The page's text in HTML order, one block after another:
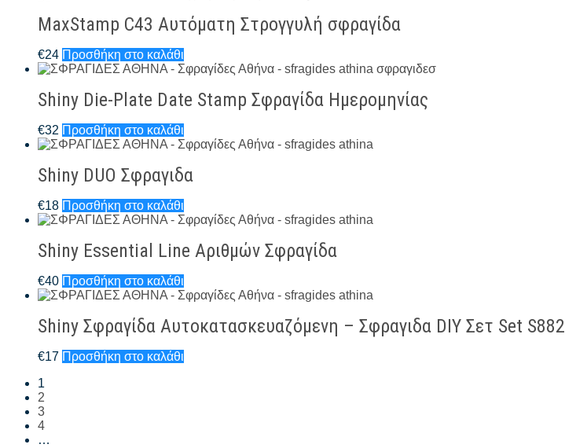
MaxStamp C43 Αυτόματη Στρογγυλή σφραγίδα
€24 Προσθήκη στο καλάθι
Shiny Die-Plate Date Stamp Σφραγίδα Ημερομηνίας
€32 Προσθήκη στο καλάθι
Shiny DUO Σφραγιδα
€18 Προσθήκη στο καλάθι
Shiny Essential Line Αριθμών Σφραγίδα
€40 Προσθήκη στο καλάθι
Shiny Σφραγίδα Αυτοκατασκευαζόμενη – Σφραγιδα DIY Σετ Set S882
€17 Προσθήκη στο καλάθι
1
2
3
4
…